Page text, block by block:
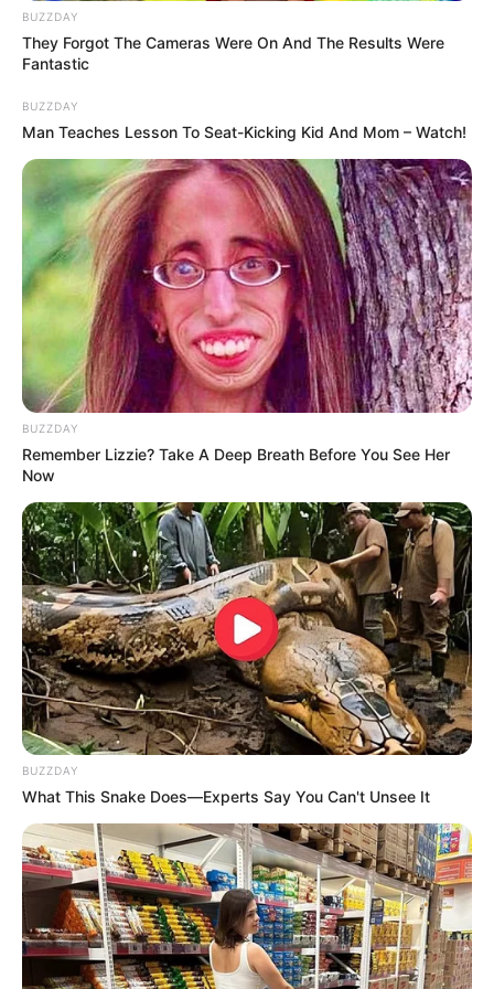
8 Kata Lucu Seputar Malam
Minggu ala Jomblo yang Bikin
Ngenes
10 Desain Kanopi Tempat
Tidur, Serasa Beristirahat di
Kamar Raja
Tampil Lebih Modern, 7 Potret
Hasil Renovasi Rumah Berusia
90 Tahun
BUZZDAY
They Forgot The Cameras Were On And The Results Were
Fantastic
BUZZDAY
Man Teaches Lesson To Seat-Kicking Kid And Mom – Watch!
BUZZDAY
Remember Lizzie? Take A Deep Breath Before You See Her
Now
BUZZDAY
What This Snake Does—Experts Say You Can't Unsee It